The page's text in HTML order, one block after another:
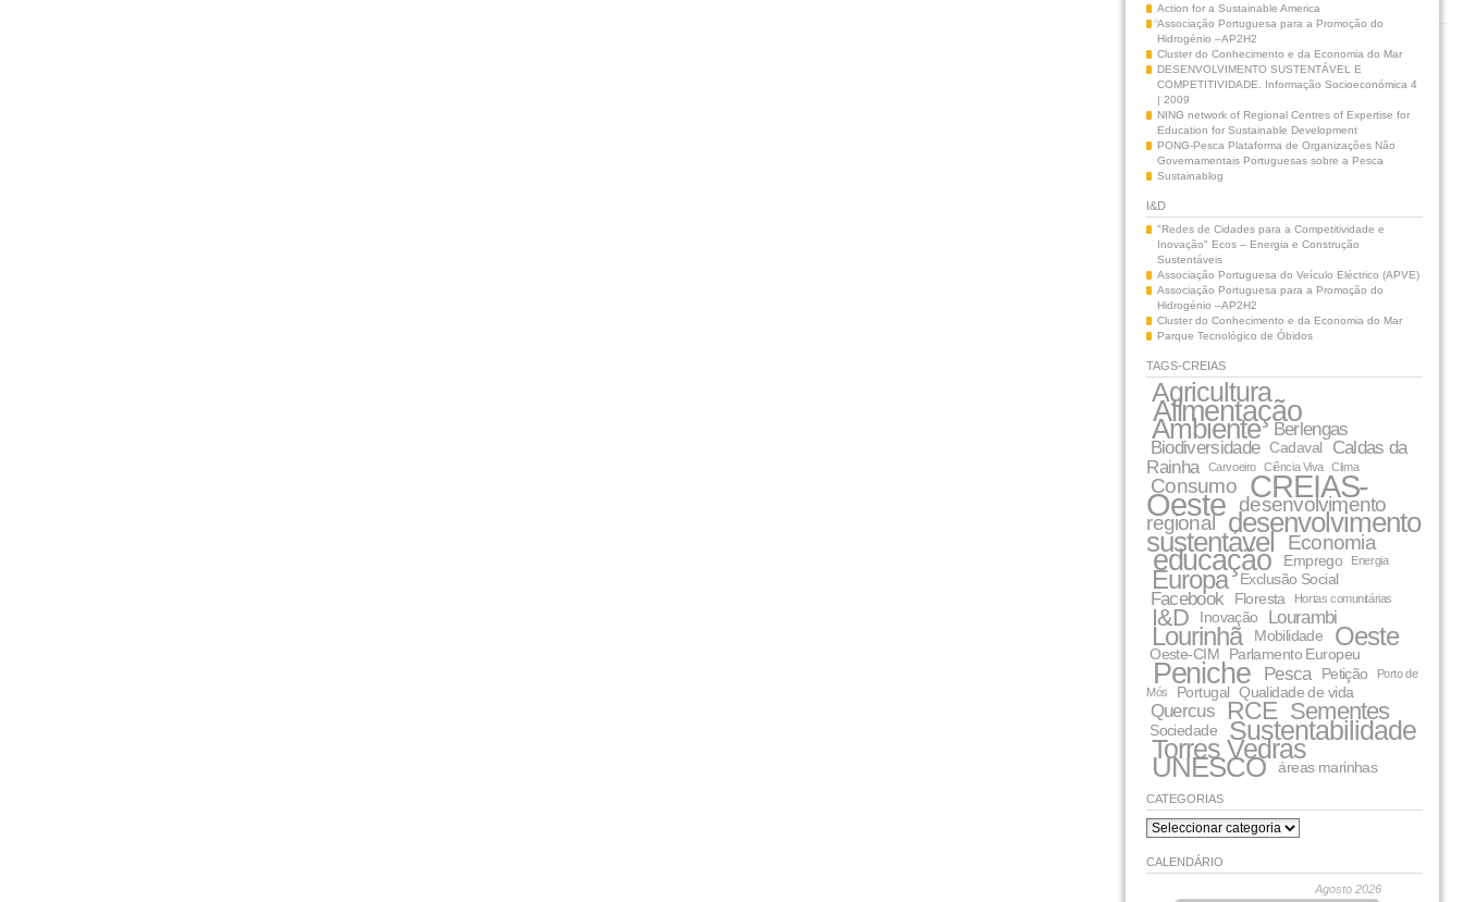
Action for a Sustainable America
Associação Portuguesa para a Promoção do
Hidrogénio –AP2H2
Cluster do Conhecimento e da Economia do Mar
DESENVOLVIMENTO SUSTENTÁVEL E
COMPETITIVIDADE. Informação Socioeconómica 4
| 2009
NING network of Regional Centres of Expertise for
Education for Sustainable Development
PONG-Pesca Plataforma de Organizações Não
Governamentais Portuguesas sobre a Pesca
Sustainablog
I&D
"Redes de Cidades para a Competitividade e
Inovação" Ecos – Energia e Construção
Sustentáveis
Associação Portuguesa do Veículo Eléctrico (APVE)
Associação Portuguesa para a Promoção do
Hidrogénio –AP2H2
Cluster do Conhecimento e da Economia do Mar
Parque Tecnológico de Óbidos
TAGS-CREIAS
Agricultura
Alimentação
Ambiente
Berlengas
Biodiversidade Cadaval
Caldas da
Rainha
Carvoeiro Ciência Viva Clima
Consumo CREIAS-
Oeste
desenvolvimento
regional
desenvolvimento
sustentável Economia
educação Emprego Energia
Europa Exclusão Social
Facebook Floresta Hortas comunitárias
I&D Inovação Lourambi
Lourinhã Mobilidade Oeste
Oeste-CIM Parlamento Europeu
Peniche Pesca Petição
Porto de
Mós
Portugal Qualidade de vida
Quercus RCE Sementes
Sociedade Sustentabilidade
Torres Vedras
UNESCO áreas marinhas
CATEGORIAS
categorias
CALENDÁRIO
Agosto 2026